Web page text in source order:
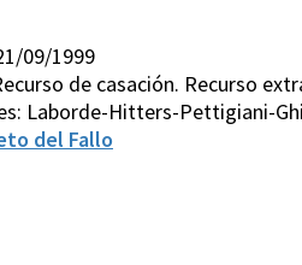
09/1999
de casación. Recurso
Laborde-Hitters-Pettigiani-
del Fallo